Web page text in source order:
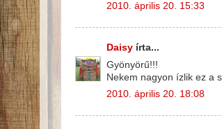
2010. április 20. 15:33
Daisy írta...
Gyönyörű!!!
Nekem nagyon ízlik ez a
2010. április 20. 18:08